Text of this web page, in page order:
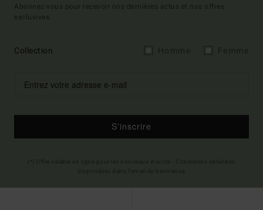
Abonnez-vous pour recevoir nos dernières actus et nos offres
exclusives.
Collection
S'inscrire